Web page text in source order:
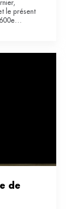
le présent
de